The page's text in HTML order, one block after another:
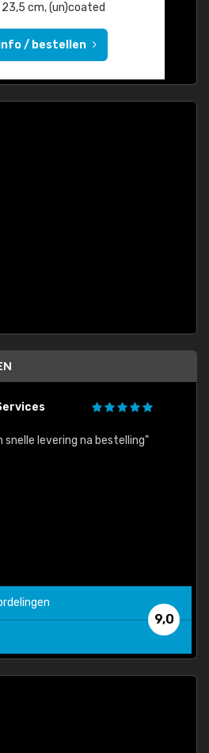
cm, (un)coated
/ bestellen
snelle levering na bestelling"
9,0